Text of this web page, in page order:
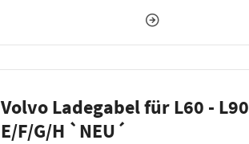
Volvo Ladegabel für L60 - L90
E/F/G/H `NEU´